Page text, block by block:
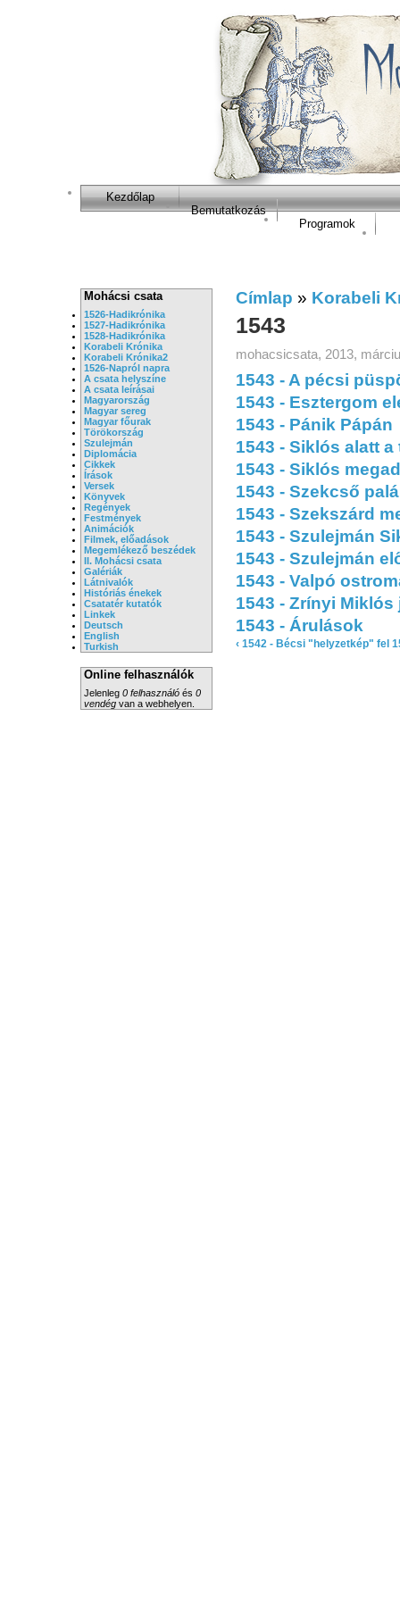
Kezdőlap
Bemutatkozás
Programok
Mohácsi csata
1526-Hadikrónika
1527-Hadikrónika
1528-Hadikrónika
Korabeli Krónika
Korabeli Krónika2
1526-Napról napra
A csata helyszíne
A csata leírásai
Magyarország
Magyar sereg
Magyar főurak
Törökország
Szulejmán
Diplomácia
Cikkek
Írások
Versek
Könyvek
Regények
Festmények
Animációk
Filmek, előadások
Megemlékező beszédek
II. Mohácsi csata
Galériák
Látnivalók
Históriás énekek
Csatatér kutatók
Linkek
Deutsch
English
Turkish
Online felhasználók
Jelenleg 0 felhasználó és 0
vendég van a webhelyen.
Címlap » Korabeli
1543
mohacsicsata, 2013,
1543 - A pécsi
1543 - Esztergom
1543 - Pánik Pápán
1543 - Siklós alatt a
1543 - Siklós
1543 - Szekcső
1543 - Szekszárd
1543 - Szulejmán
1543 - Szulejmán
1543 - Valpó
1543 - Zrínyi
1543 - Árulások
‹ 1542 - Bécsi "helyzetkép" fel